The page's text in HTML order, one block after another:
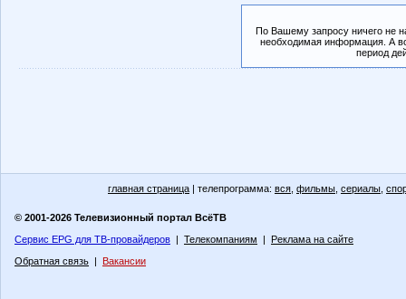
По Вашему запросу ничего не
необходимая информация. А
период
главная страница | телепрограмма: вся фильмы сериалы
© 2001-2026 Телевизионный портал ВсёТВ
Сервис EPG для ТВ-провайдеров | Телекомпаниям | Реклама на сайте
Обратная связь | Вакансии